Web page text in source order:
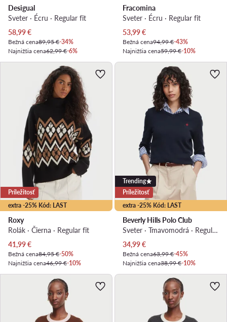
Desigual
Sveter · Écru · Regular fit
Aktuálna cena
58,99€
Bežná cena89,95 €-34%
Najnižšia cena62,99 €-6%
Fracomina
Sveter · Écru · Regular fit
Aktuálna cena
53,99€
Bežná cena94,99 €-43%
Najnižšia cena59,99 €-10%
extra -25% Kód: LAST
Príležitosť
Roxy
Rolák · Čierna · Regular fit
Aktuálna cena
41,99€
Bežná cena84,95 €-50%
Najnižšia cena46,99 €-10%
extra -25% Kód: LAST
Trending
Príležitosť
Beverly Hills Polo Club
Sveter · Tmavomodrá · Regular fit
Aktuálna cena
34,99€
Bežná cena63,99 €-45%
Najnižšia cena38,99 €-10%